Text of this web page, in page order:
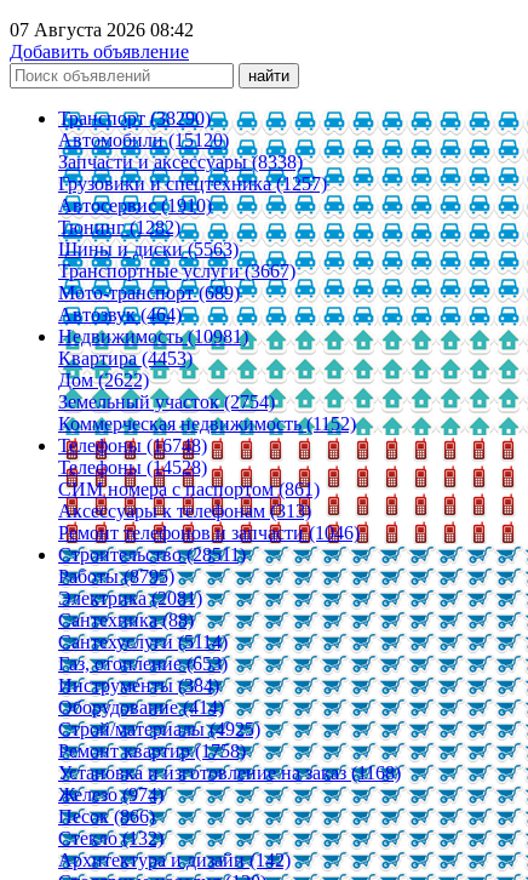
07 Августа 2026 08:42
Добавить объявление
Транспорт (38290)
Автомобили (15120)
Запчасти и аксессуары (8338)
Грузовики и спецтехника (1257)
Автосервис (1910)
Тюнинг (1282)
Шины и диски (5563)
Транспортные услуги (3667)
Мото-транспорт (689)
Автозвук (464)
Недвижимость (10981)
Квартира (4453)
Дом (2622)
Земельный участок (2754)
Коммерческая недвижимость (1152)
Телефоны (16748)
Телефоны (14528)
СИМ номера с паспортом (861)
Аксессуары к телефонам (313)
Ремонт телефонов и запчасти (1046)
Строительство (28511)
Работы (8795)
Электрика (2081)
Сантехника (88)
Сантехуслуги (5114)
Газ, отопление (653)
Инструменты (384)
Оборудование (414)
Строй/материалы (4925)
Ремонт квартир (1758)
Установка и изготовление на заказ (1168)
Железо (974)
Песок (866)
Стекло (132)
Архитектура и дизайн (142)